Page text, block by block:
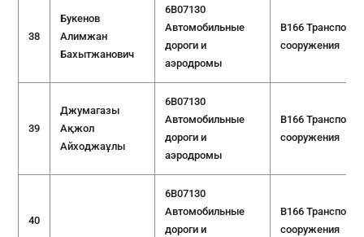
38
Букенов
Алимжан
Бахытжанович
6B07130
Автомобильные
дороги и
аэродромы
B166
сооружения
39
Джумагазы
Ақжол
Айходжаұлы
6B07130
Автомобильные
дороги и
аэродромы
B166
сооружения
40
6B07130
Автомобильные
дороги и
B166
сооружения